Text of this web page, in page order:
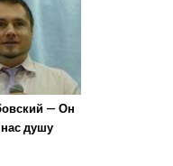
— Он
душу